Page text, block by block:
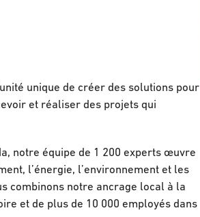
unique de créer des solutions pour
et réaliser des projets qui
notre équipe de 1 200 experts œuvre
l’énergie, l’environnement et les
combinons notre ancrage local à la
et de plus de 10 000 employés dans